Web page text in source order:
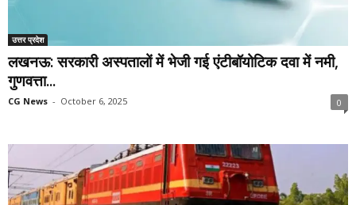
उत्तर प्रदेश
लखनऊ: सरकारी अस्पतालों में भेजी गई एंटीबॉयोटिक दवा में नमी,
गुणवत्ता...
CG News - October 6, 2025 0